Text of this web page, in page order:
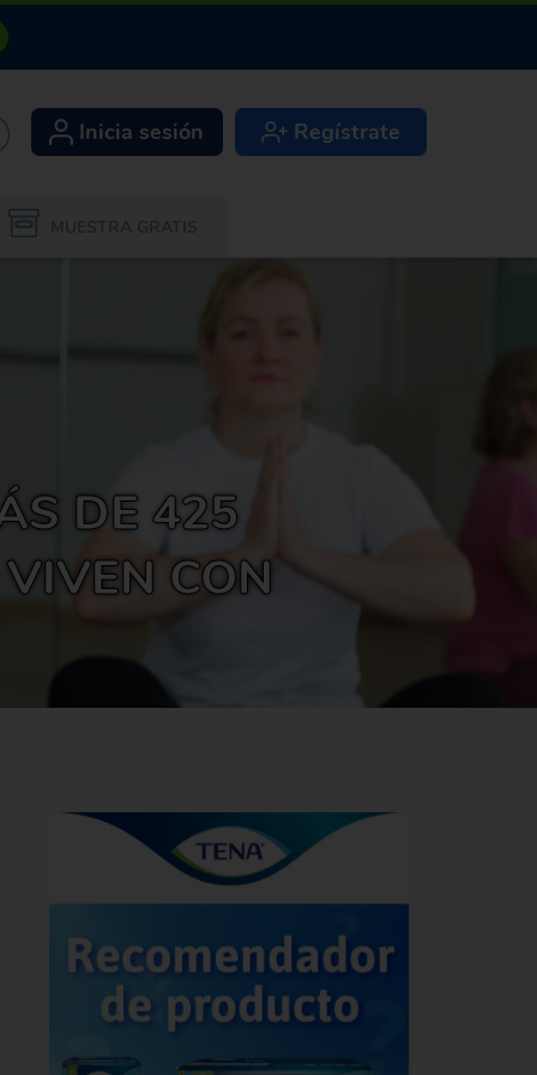
Inicia sesión Regístrate
MUESTRA GRATIS
DE 425
CON